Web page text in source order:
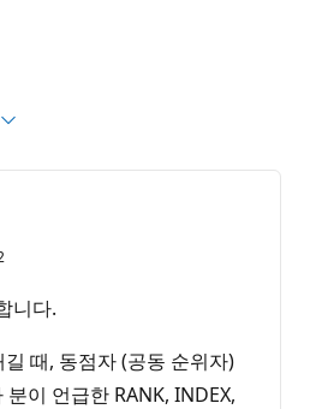
니다.
때, 동점자 (공동 순위자)
이 언급한 RANK, INDEX,